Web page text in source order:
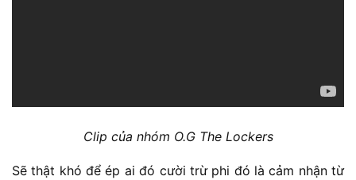
Clip của nhóm O.G The Lockers
Sẽ thật khó để ép ai đó cười trừ phi đó là cảm nhận từ